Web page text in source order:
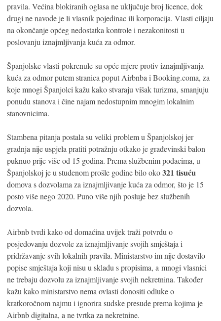
pravila. Većina blokiranih oglasa ne uključuje broj licence, dok
drugi ne navode je li vlasnik pojedinac ili korporacija. Vlasti ciljaju
na okončanje općeg nedostatka kontrole i nezakonitosti u
poslovanju iznajmljivanja kuća za odmor.
Španjolske vlasti pokrenule su opće mjere protiv iznajmljivanja
kuća za odmor putem stranica poput Airbnba i Booking.coma, za
koje mnogi Španjolci kažu kako stvaraju višak turizma, smanjuju
ponudu stanova i čine najam nedostupnim mnogim lokalnim
stanovnicima.
Stambena pitanja postala su veliki problem u Španjolskoj jer
gradnja nije uspjela pratiti potražnju otkako je građevinski balon
puknuo prije više od 15 godina. Prema službenim podacima, u
Španjolskoj je u studenom prošle godine bilo oko321 tisuću
domova s ​​dozvolama za iznajmljivanje kuća za odmor, što je 15
posto više nego 2020. Puno više njih posluje bez službenih
dozvola.
Airbnb tvrdi kako od domaćina uvijek traži potvrdu o
posjedovanju dozvole za iznajmljivanje svojih smještaja i
pridržavanje svih lokalnih pravila. Ministarstvo im nije dostavilo
popise smještaja koji nisu u skladu s propisima, a mnogi vlasnici
ne trebaju dozvolu za iznajmljivanje svojih nekretnina. Također
kažu kako ministarstvo nema ovlasti donositi odluke o
kratkoročnom najmu i ignorira sudske presude prema kojima je
Airbnb digitalna, a ne tvrtka za nekretnine.